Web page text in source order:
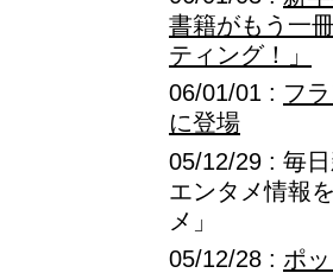
書籍がもう一
ティング！」
06/01/01 : フ
に登場
05/12/29 : 毎
エンタメ情報
メ」
05/12/28 : ポ